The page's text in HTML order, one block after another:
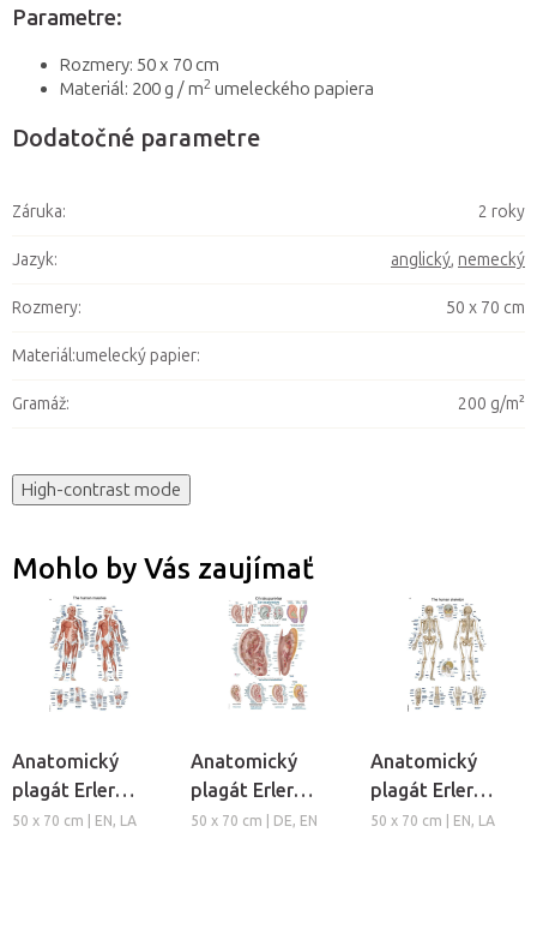
Parametre:
Rozmery: 50 x 70 cm
Materiál: 200 g / m2 umeleckého papiera
Dodatočné parametre
Záruka: 2 roky
Jazyk: anglický, nemecký
Rozmery: 50 x 70 cm
Materiál:umelecký papier:
Gramáž: 200 g/m²
High-contrast mode
Mohlo by Vás zaujímať
Anatomický
plagát Erler
Zimmer - Svalová
50 x 70 cm | EN, LA
Anatomický
plagát Erler
Zimmer -
50 x 70 cm | DE, EN
Anatomický
plagát Erler
Zimmer - Kostra
50 x 70 cm | EN, LA